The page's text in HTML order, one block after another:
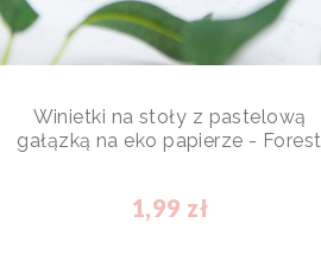
Winietki na stoły z pastelową
gałązką na eko papierze - Forest
1,99 zł